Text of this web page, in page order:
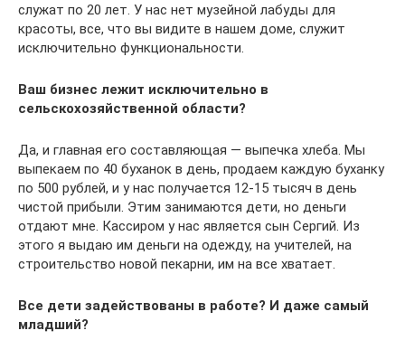
служат по 20 лет. У нас нет музейной лабуды для
красоты, все, что вы видите в нашем доме, служит
исключительно функциональности.
Ваш бизнес лежит исключительно в
сельскохозяйственной области?
Да, и главная его составляющая — выпечка хлеба. Мы
выпекаем по 40 буханок в день, продаем каждую буханку
по 500 рублей, и у нас получается 12-15 тысяч в день
чистой прибыли. Этим занимаются дети, но деньги
отдают мне. Кассиром у нас является сын Сергий. Из
этого я выдаю им деньги на одежду, на учителей, на
строительство новой пекарни, им на все хватает.
Все дети задействованы в работе? И даже самый
младший?